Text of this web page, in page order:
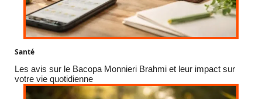
Santé
Les avis sur le Bacopa Monnieri Brahmi et leur impact sur
votre vie quotidienne